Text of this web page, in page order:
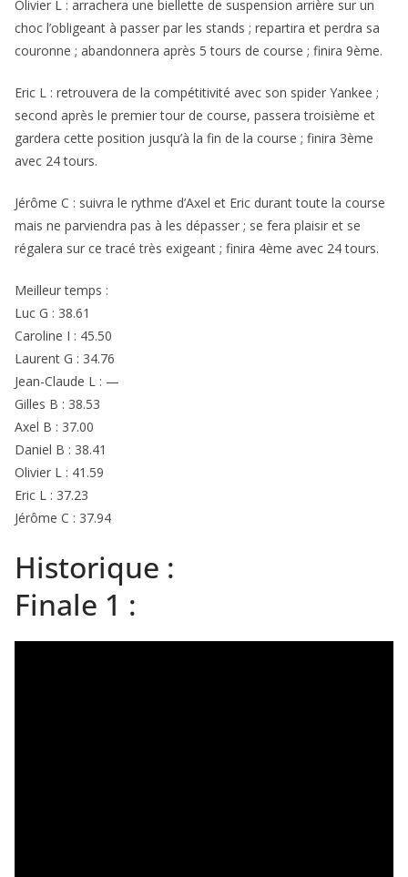
Olivier L : arrachera une biellette de suspension arrière sur un
choc l’obligeant à passer par les stands ; repartira et perdra sa
couronne ; abandonnera après 5 tours de course ; finira 9ème.
Eric L : retrouvera de la compétitivité avec son spider Yankee ;
second après le premier tour de course, passera troisième et
gardera cette position jusqu’à la fin de la course ; finira 3ème
avec 24 tours.
Jérôme C : suivra le rythme d’Axel et Eric durant toute la course
mais ne parviendra pas à les dépasser ; se fera plaisir et se
régalera sur ce tracé très exigeant ; finira 4ème avec 24 tours.
Meilleur temps :
Luc G : 38.61
Caroline I : 45.50
Laurent G : 34.76
Jean-Claude L : —
Gilles B : 38.53
Axel B : 37.00
Daniel B : 38.41
Olivier L : 41.59
Eric L : 37.23
Jérôme C : 37.94
Historique :
Finale 1 :